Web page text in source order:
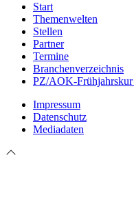
Start
Themenwelten
Stellen
Partner
Termine
Branchenverzeichnis
PZ/AOK-Frühjahrskur
Impressum
Datenschutz
Mediadaten